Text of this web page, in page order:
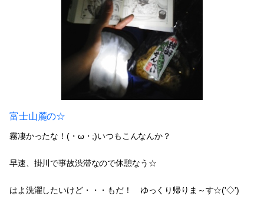
富士山麓の☆
霧凄かったな！(・ω・;)いつもこんなんか？
早速、掛川で事故渋滞なので休憩なう☆
はよ洗濯したいけど・・・もだ！ ゆっくり帰りま～す☆('◇')ゞ